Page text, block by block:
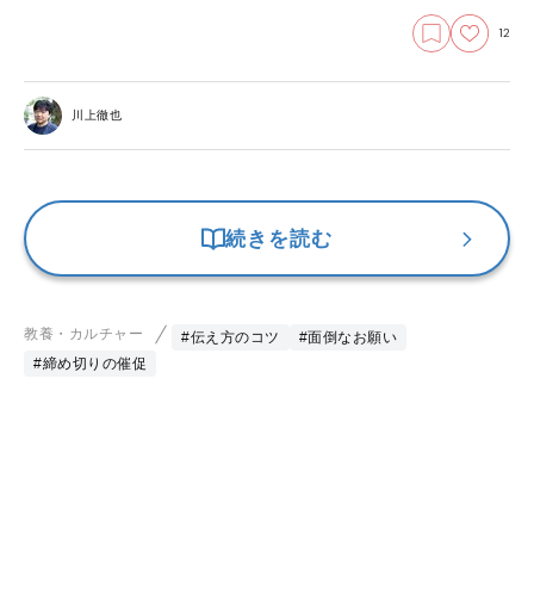
12
川上徹也
続きを読む
教養・カルチャー #伝え方のコツ
#面倒なお願い
#締め切りの催促